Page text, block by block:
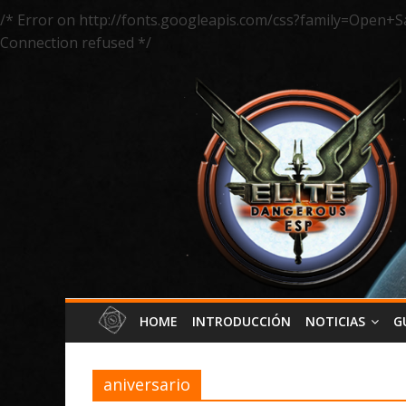
/* Error on http://fonts.googleapis.com/
Connection refused */
HOME INTRODUCCIÓN NOTICIAS
aniversario